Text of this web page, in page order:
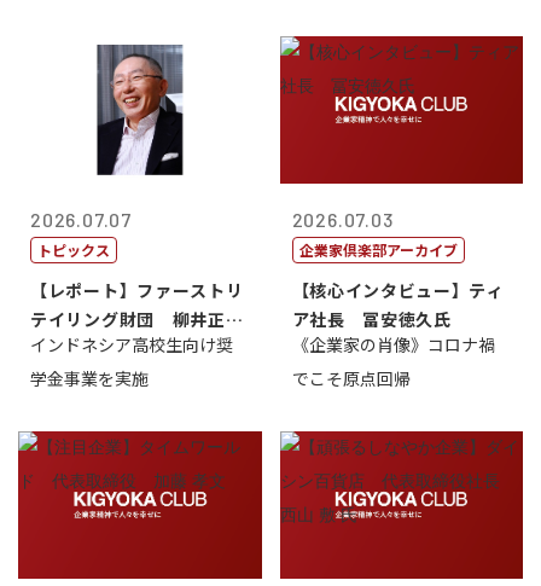
2026.07.07
トピックス
【レポート】ファーストリ
テイリング財団 柳井正
理事長
インドネシア高校生向け奨
学金事業を実施
2026.07.03
企業家倶楽部アーカイブ
【核心インタビュー】ティ
ア社長 冨安徳久氏
《企業家の肖像》コロナ禍
でこそ原点回帰